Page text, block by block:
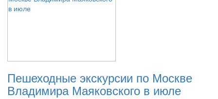
Пешеходные экскурсии по Москве
Владимира Маяковского в июле